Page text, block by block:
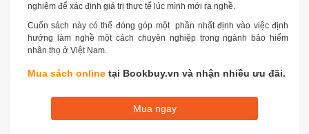
nghiệm để xác định giá trị thực tế lúc mình mới ra nghề.
Cuốn sách này có thể đóng góp một phần nhất định vào việc định
hướng làm nghề một cách chuyên nghiệp trong ngành bảo hiểm
nhân thọ ở Việt Nam.
Mua sách online tại Bookbuy.vn và nhận nhiều ưu đãi.
Mua ngay